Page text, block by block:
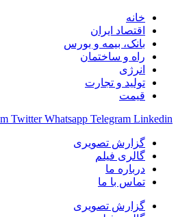
خانه
اقتصاد ایران
بانک، بیمه و بورس
راه و ساختمان
انرژی
تولید و تجارت
قیمت
Twitter Whatsapp Telegram Linkedin
گزارش تصویری
گالری فیلم
درباره ما
تماس با ما
گزارش تصویری